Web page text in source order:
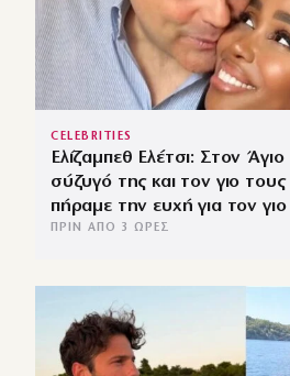
CELEBRITIES
Ελίζαμπεθ Ελέτσι: Στον
σύζυγό της και τον γιο
πήραμε την ευχή για τον
ΠΡΙΝ ΑΠΌ 3 ΏΡΕΣ